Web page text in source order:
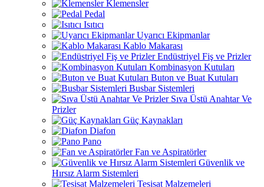
Klemensler
Pedal
Isıtıcı
Uyarıcı Ekipmanlar
Kablo Makarası
Endüstriyel Fiş ve Prizler
Kombinasyon Kutuları
Buton ve Buat Kutuları
Busbar Sistemleri
Sıva Üstü Anahtar Ve
Prizler
Güç Kaynakları
Diafon
Pano
Fan ve Aspiratörler
Güvenlik ve
Hırsız Alarm Sistemleri
Tesisat Malzemeleri